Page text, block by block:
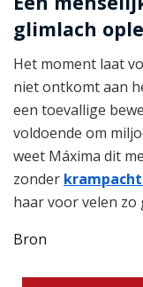
glimlach
Het moment laat
niet ontkomt aan
een toevallige
voldoende om
weet Máxima dit
zonder
haar voor velen zo
Bron